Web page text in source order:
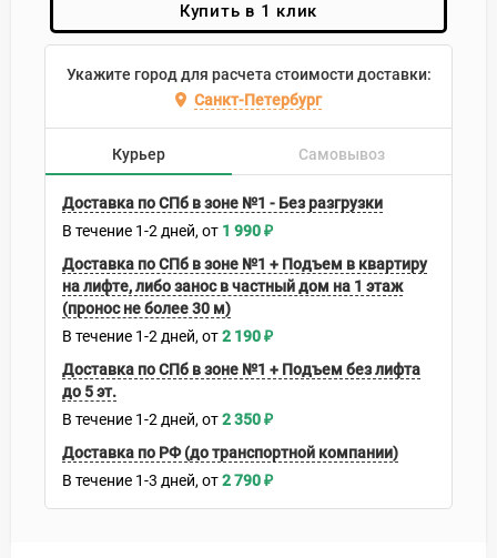
Купить в 1 клик
Укажите город для расчета стоимости доставки:
Санкт-Петербург
Курьер Самовывоз
Доставка по СПб в зоне №1 - Без разгрузки
В течение 1-2 дней 1 990₽
Доставка по СПб в зоне №1 + Подъем в квартиру
на лифте, либо занос в частный дом на 1 этаж
(пронос не более 30 м)
В течение 1-2 дней 2 190₽
Доставка по СПб в зоне №1 + Подъем без лифта
до 5 эт.
В течение 1-2 дней 2 350₽
Доставка по РФ (до транспортной компании)
В течение 1-3 дней 2 790₽